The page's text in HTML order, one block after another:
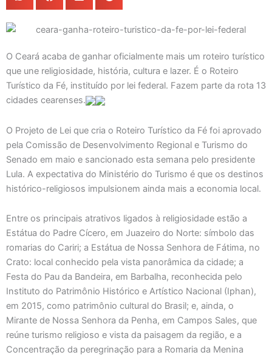
O Ceará acaba de ganhar oficialmente mais um roteiro turístico
que une religiosidade, história, cultura e lazer. É o Roteiro
Turístico da Fé, instituído por lei federal. Fazem parte da rota 13
cidades cearenses.
O Projeto de Lei que cria o Roteiro Turístico da Fé foi aprovado
pela Comissão de Desenvolvimento Regional e Turismo do
Senado em maio e sancionado esta semana pelo presidente
Lula. A expectativa do Ministério do Turismo é que os destinos
histórico-religiosos impulsionem ainda mais a economia local.
Entre os principais atrativos ligados à religiosidade estão a
Estátua do Padre Cícero, em Juazeiro do Norte: símbolo das
romarias do Cariri; a Estátua de Nossa Senhora de Fátima, no
Crato: local conhecido pela vista panorâmica da cidade; a
Festa do Pau da Bandeira, em Barbalha, reconhecida pelo
Instituto do Patrimônio Histórico e Artístico Nacional (Iphan),
em 2015, como patrimônio cultural do Brasil; e, ainda, o
Mirante de Nossa Senhora da Penha, em Campos Sales, que
reúne turismo religioso e vista da paisagem da região, e a
Concentração da peregrinação para a Romaria da Menina